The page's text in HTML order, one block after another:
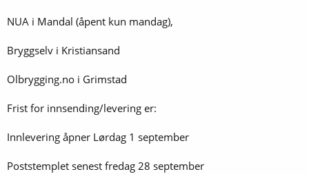
NUA i Mandal (åpent kun mandag),
Bryggselv i Kristiansand
Olbrygging.no i Grimstad
Frist for innsending/levering er:
Innlevering åpner Lørdag 1 september
Poststemplet senest fredag 28 september